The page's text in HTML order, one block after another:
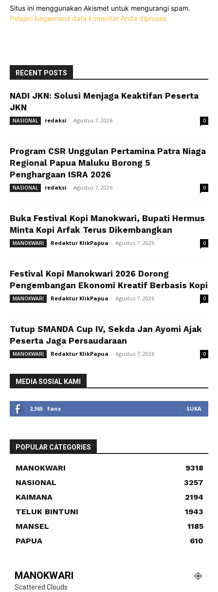
Situs ini menggunakan Akismet untuk mengurangi spam.
Pelajari bagaimana data komentar Anda diproses
RECENT POSTS
NADI JKN: Solusi Menjaga Keaktifan Peserta
JKN
NASIONAL redaksi - Agustus 7, 2026 0
Program CSR Unggulan Pertamina Patra Niaga
Regional Papua Maluku Borong 5
Penghargaan ISRA 2026
NASIONAL redaksi - Agustus 7, 2026 0
Buka Festival Kopi Manokwari, Bupati Hermus
Minta Kopi Arfak Terus Dikembangkan
MANOKWARI Redaktur KlikPapua - Agustus 7, 2026 0
Festival Kopi Manokwari 2026 Dorong
Pengembangan Ekonomi Kreatif Berbasis Kopi
MANOKWARI Redaktur KlikPapua - Agustus 7, 2026 0
Tutup SMANDA Cup IV, Sekda Jan Ayomi Ajak
Peserta Jaga Persaudaraan
MANOKWARI Redaktur KlikPapua - Agustus 7, 2026 0
MEDIA SOSIAL KAMI
2,365 Fans SUKA
POPULAR CATEGORIES
MANOKWARI
9318
NASIONAL
3257
KAIMANA
2194
TELUK BINTUNI
1943
MANSEL
1185
PAPUA
610
MANOKWARI
Scattered Clouds